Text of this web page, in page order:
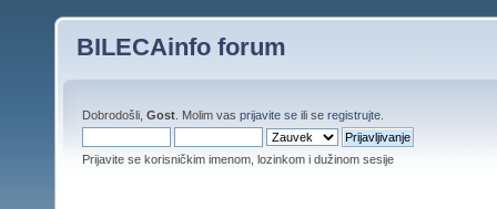
BILECAinfo forum
Dobrodošli, Gost . Molim vas prijavite se ili se registrujte
Prijavite se korisničkim imenom, lozinkom i dužinom sesije